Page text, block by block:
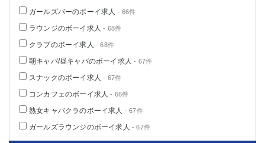
ガールズバーのボーイ求人 - 66件
ラウンジのボーイ求人 - 68件
クラブのボーイ求人 - 68件
朝キャバ/昼キャバのボーイ求人 - 67件
スナックのボーイ求人 - 67件
コンカフェのボーイ求人 - 66件
熟女キャバクラのボーイ求人 - 67件
ガールズラウンジのボーイ求人 - 67件